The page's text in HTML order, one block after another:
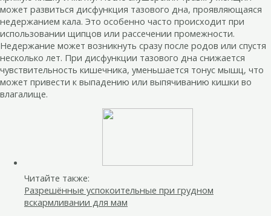
может развиться дисфункция тазового дна, проявляющаяся
недержанием кала. Это особенно часто происходит при
использовании щипцов или рассечении промежности.
Недержание может возникнуть сразу после родов или спустя
несколько лет. При дисфункции тазового дна снижается
чувствительность кишечника, уменьшается тонус мышц, что
может привести к выпадению или выпячиванию кишки во
влагалище.
Читайте также:
Разрешённые успокоительные при грудном
вскармливании для мам